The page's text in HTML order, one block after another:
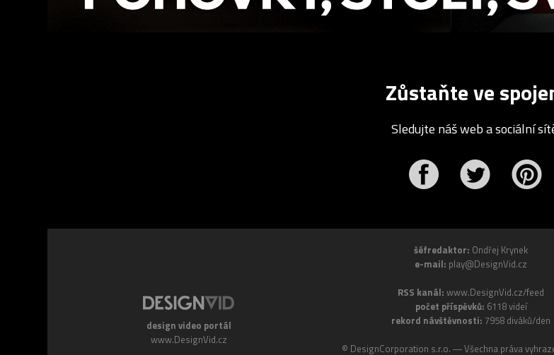
Zůstaňte ve
Sledujte náš web a sociální
design video portál
www.DesignVid.cz
šéfredaktor: Ondřej Krynek
e-mail: play@DesignVid.cz
RSS kanál: www.DesignVid.cz/feed
počet příspěvků: 6118 videí
rekord návštěvnosti: 7958 diváků/den
© DesignCorporation s.r.o. ― Všechna práva